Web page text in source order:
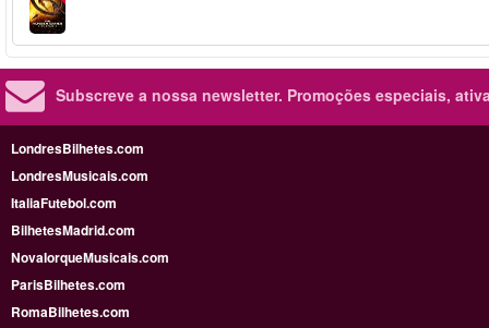
Subscreve a nossa newsletter. Promoções especiais,
LondresBilhetes.com
LondresMusicais.com
ItaliaFutebol.com
BilhetesMadrid.com
NovaIorqueMusicais.com
ParisBilhetes.com
RomaBilhetes.com